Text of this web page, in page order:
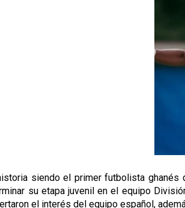
siendo el primer futbolista
su etapa juvenil en el equipo
el interés del equipo español,